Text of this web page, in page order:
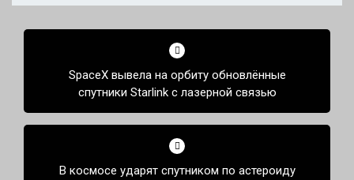
Навигация
записямSpaceX вывела на орбиту обновлённые
спутники Starlink с лазерной связью
В космосе ударят спутником по астероиду